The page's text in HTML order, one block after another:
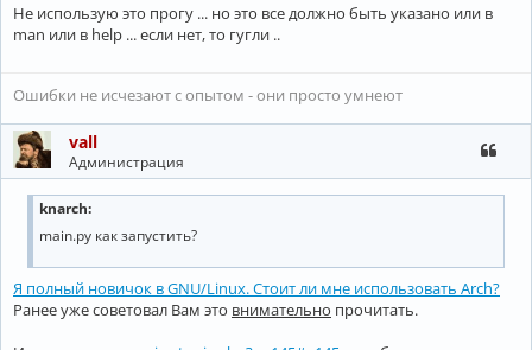
Не использую это прогу ... но это все должно быть указано или в
man или в help ... если нет, то гугли ..
Ошибки не исчезают с опытом - они просто умнеют
vall
Администрация
knarch:
main.py как запустить?
Я полный новичок в GNU/Linux. Стоит ли мне использовать Arch?
Ранее уже советовал Вам это внимательно прочитать.